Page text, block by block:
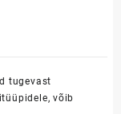
tugevast
võib